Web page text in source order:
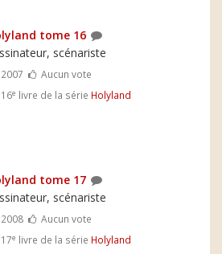
tome 16
scénariste
2007
Aucun vote
16e livre de la série Holyland
tome 17
scénariste
2008
Aucun vote
17e livre de la série Holyland